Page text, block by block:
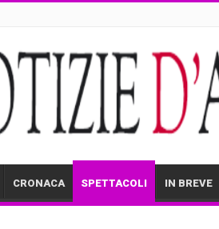
CRONACA SPETTACOLI IN BREVE